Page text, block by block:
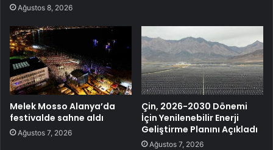
Ağustos 8, 2026
Melek Mosso Alanya’da
festivalde sahne aldı
Ağustos 7, 2026
Çin, 2026-2030 Dönemi
İçin Yenilenebilir Enerji
Geliştirme Planını Açıkladı
Ağustos 7, 2026